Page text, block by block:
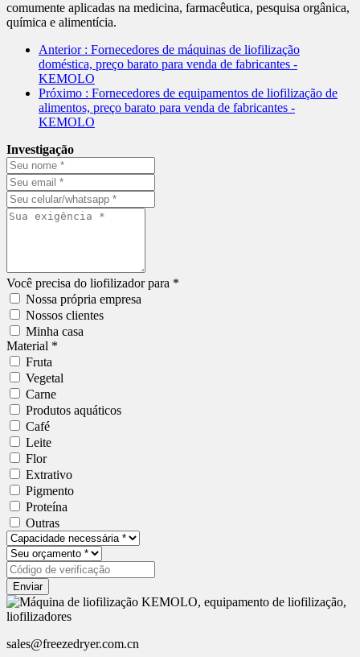
comumente aplicadas na medicina, farmacêutica, pesquisa orgânica,
química e alimentícia.
Anterior : Fornecedores de máquinas de liofilização
doméstica, preço barato para venda de fabricantes -
KEMOLO
Próximo : Fornecedores de equipamentos de liofilização de
alimentos, preço barato para venda de fabricantes -
KEMOLO
Investigação
Você precisa do liofilizador para *
Nossa própria empresa
Nossos clientes
Minha casa
Material *
Fruta
Vegetal
Carne
Produtos aquáticos
Café
Leite
Flor
Extrativo
Pigmento
Proteína
Outras
Enviar
sales@freezedryer.com.cn